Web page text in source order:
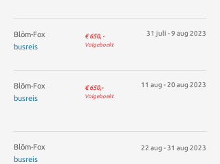
Blöm-Fox
busreis
€ 650, -
Volgeboekt
31 juli - 9 aug 2023
Blöm-Fox
busreis
€ 650,-
Volgeboekt
11 aug - 20 aug 2023
Blöm-Fox
busreis
22 aug - 31 aug 2023